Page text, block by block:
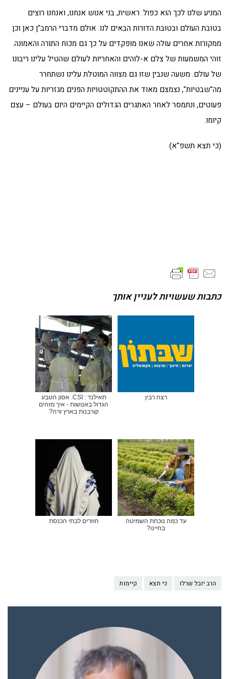
המניע שלנו לכך הוא כפול. ראשית, בני אנוש אנחנו, ואנחנו רוצים
בטובת העולם ובטובת הדורות הבאים לנו. אולם מדברי הרמב"ן כאן וכן
ממקורות אחרים עולה שאנו מופקדים על כך גם מכוח התורה והאמונה.
זוהי המשמעות של צלם א-לוהים והאחריות לעולם שהטיל עלינו ריבונו
של עולם. משעה שנבין שזו גם מצווה המוטלת עלינו נשתחרר
מה"שבטיות", נצמצם מאוד את ההתקוטטויות הפנים מגזריות על עניינים
פעוטים, ונתמסר לאחר האתגרים הגדולים הקיימים היום בעולם – עצם
קיומו.
(כי תצא תשפ"א)
כתבות שעשויות לעניין אותך
רצח רבין
תאילנד : CSI. אסון הטבע
הגדול באנושות - איך מזהים
קורבנות בארץ זרה?
עד כמה נוכחת השמיטה
בחיינו?
חוזרים לבתי הכנסת
הרב יובל שרלו כי תצא קיימות